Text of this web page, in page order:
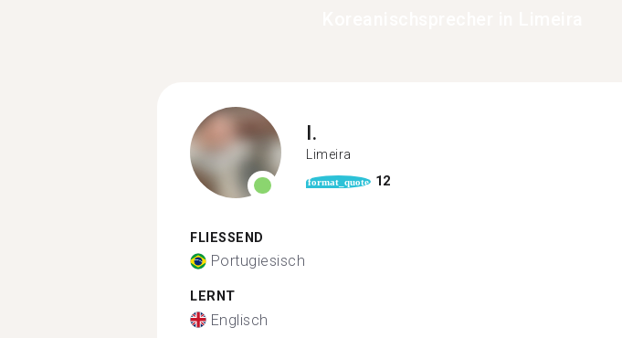
I.
Limeira
format_quote 12
FLIESSEND
Portugiesisch
LERNT
Englisch